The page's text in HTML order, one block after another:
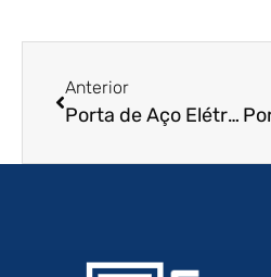
Anterior
Porta de Aço Elétrica em Aparecida – SP